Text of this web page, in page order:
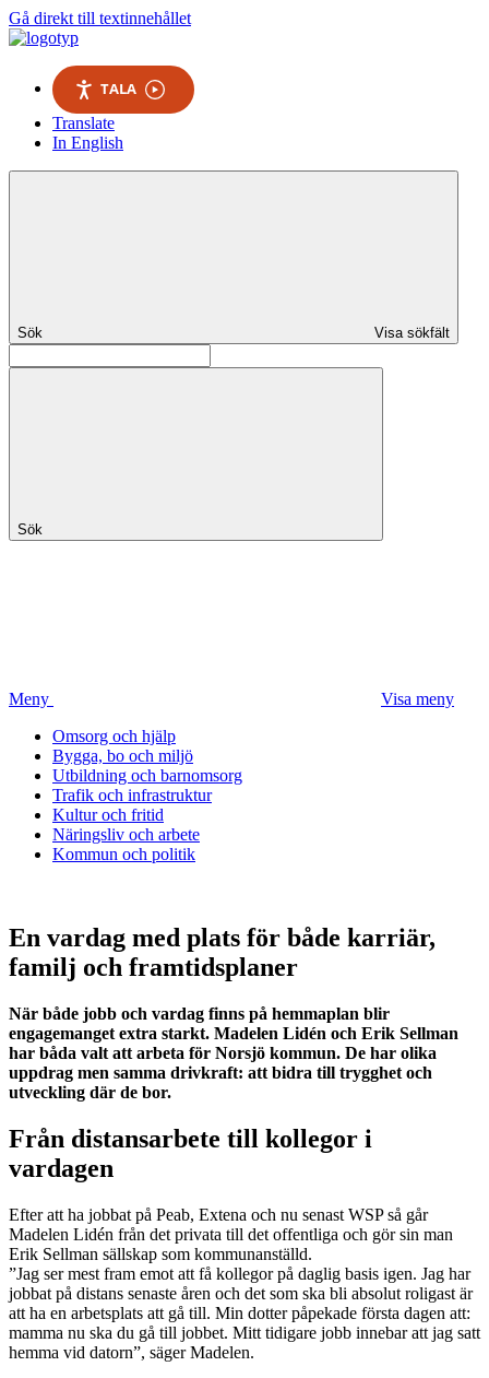
Gå direkt till textinnehållet
TALA
Translate
In English
Sök Visa sökfält
Sök
Meny
Visa meny
Omsorg och hjälp
Bygga, bo och miljö
Utbildning och barnomsorg
Trafik och infrastruktur
Kultur och fritid
Näringsliv och arbete
Kommun och politik
En vardag med plats för både karriär,
familj och framtidsplaner
När både jobb och vardag finns på hemmaplan blir
engagemanget extra starkt. Madelen Lidén och Erik Sellman
har båda valt att arbeta för Norsjö kommun. De har olika
uppdrag men samma drivkraft: att bidra till trygghet och
utveckling där de bor.
Från distansarbete till kollegor i
vardagen
Efter att ha jobbat på Peab, Extena och nu senast WSP så går
Madelen Lidén från det privata till det offentliga och gör sin man
Erik Sellman sällskap som kommunanställd.
”Jag ser mest fram emot att få kollegor på daglig basis igen. Jag har
jobbat på distans senaste åren och det som ska bli absolut roligast är
att ha en arbetsplats att gå till. Min dotter påpekade första dagen att:
mamma nu ska du gå till jobbet. Mitt tidigare jobb innebar att jag satt
hemma vid datorn”, säger Madelen.